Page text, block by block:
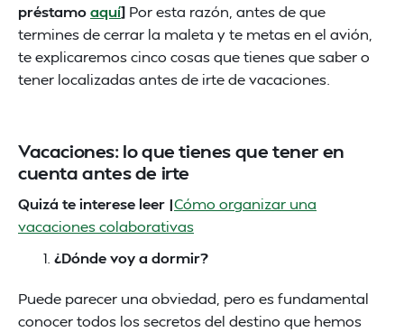
préstamoaquí] Por esta razón, antes de que
termines de cerrar la maleta y te metas en el avión,
te explicaremos cinco cosas que tienes que saber o
tener localizadas antes de irte de vacaciones.
Vacaciones: lo que tienes que tener en
cuenta antes de irte
Quizá te interese leer |Cómo organizar una
vacaciones colaborativas
¿Dónde voy a dormir?
Puede parecer una obviedad, pero es fundamental
conocer todos los secretos del destino que hemos